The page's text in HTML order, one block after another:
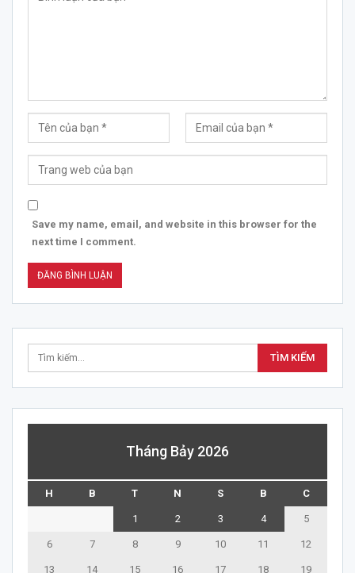
Save my name, email, and website in this browser for the
next time I comment.
Tháng Bảy 2026
H B T N S B C
1 2 3 4 5
6 7 8 9 10 11 12
13 14 15 16 17 18 19